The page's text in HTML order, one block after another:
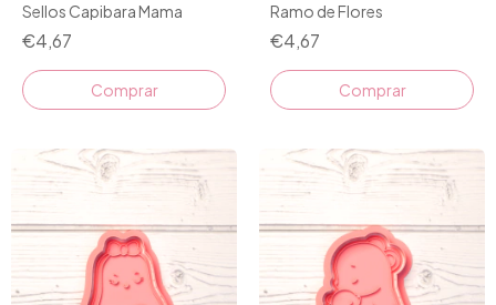
Sellos Capibara Mama
€4,67
Ramo de Flores
€4,67
Comprar